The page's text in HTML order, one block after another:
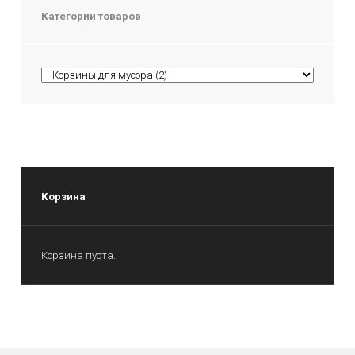
Категории товаров
Корзина
Корзина пуста.